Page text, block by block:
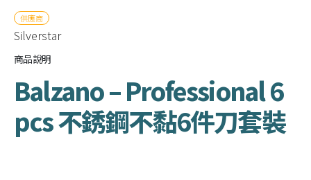
供應商
Silverstar
商品說明
Balzano – Professional 6
pcs 不銹鋼不黏6件刀套裝